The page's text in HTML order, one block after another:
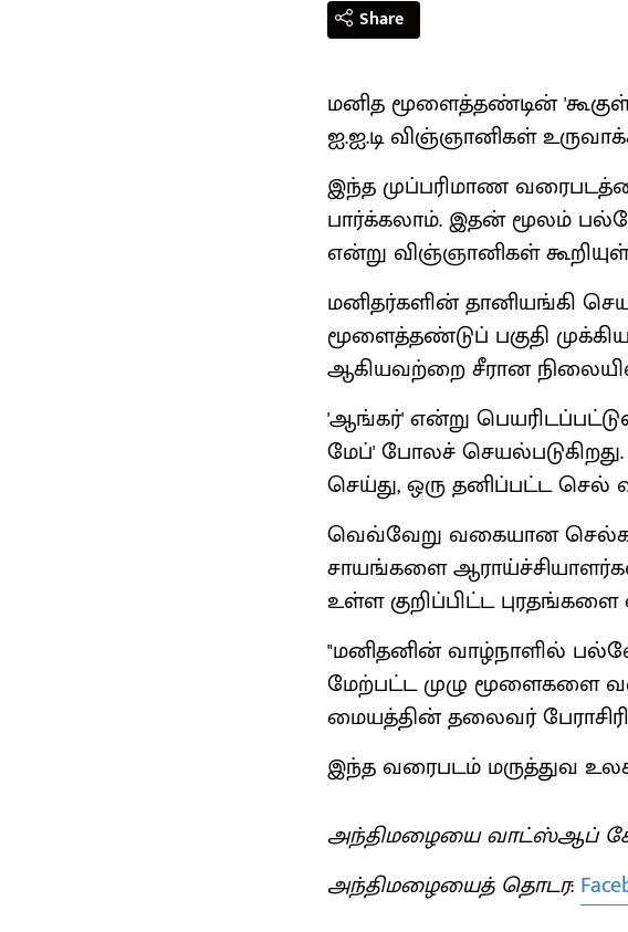
Share
மனித மூளைத்தண்டின்
ஐ.ஐ.டி விஞ்ஞானிகள்
இந்த முப்பரிமாண
பார்க்கலாம். இதன் மூலம்
என்று விஞ்ஞானிகள்
மனிதர்களின் தானியங்கி
மூளைத்தண்டுப் பகுதி
ஆகியவற்றை சீரான
'ஆங்கர்' என்று
மேப்' போலச்
செய்து, ஒரு தனிப்பட்ட செல்
வெவ்வேறு வகையான
சாயங்களை
உள்ள குறிப்பிட்ட புரதங்களை
"மனிதனின் வாழ்நாளில்
மேற்பட்ட முழு மூளைகளை
மையத்தின் தலைவர்
இந்த வரைபடம் மருத்துவ
அந்திமழையை வாட்ஸ்ஆப்
அந்திமழையைத் தொடர: